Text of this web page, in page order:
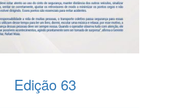
Edição 63